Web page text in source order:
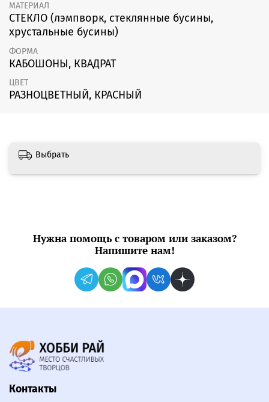
МАТЕРИАЛ
СТЕКЛО (лэмпворк, стеклянные бусины,
хрустальные бусины)
ФОРМА
КАБОШОНЫ, КВАДРАТ
ЦВЕТ
РАЗНОЦВЕТНЫЙ, КРАСНЫЙ
Выбрать
Нужна помощь с товаром или заказом?
Напишите нам!
Контакты